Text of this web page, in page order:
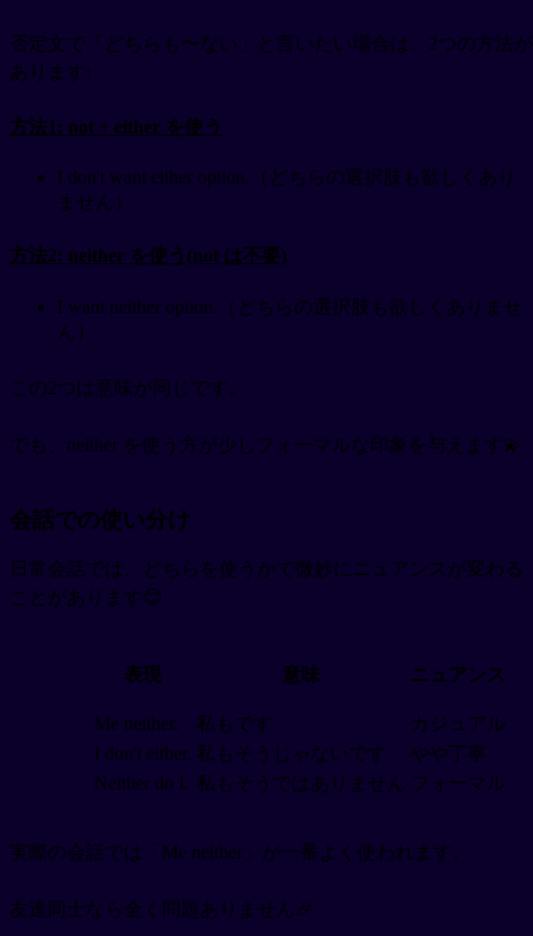
否定文で「どちらも〜ない」と言いたい場合は、2つの方法が
あります:
方法1: not + either を使う
I don't want either option.（どちらの選択肢も欲しくあり
ません）
方法2: neither を使う(not は不要)
I want neither option.（どちらの選択肢も欲しくありませ
ん）
この2つは意味が同じです。
でも、neither を使う方が少しフォーマルな印象を与えます💫
会話での使い分け
日常会話では、どちらを使うかで微妙にニュアンスが変わる
ことがあります😊
表現 意味 ニュアンス
Me neither. 私もです
カジュアル
I don't either. 私もそうじゃないです
やや丁寧
Neither do I. 私もそうではありません フォーマル
実際の会話では「Me neither」が一番よく使われます。
友達同士なら全く問題ありません🎉